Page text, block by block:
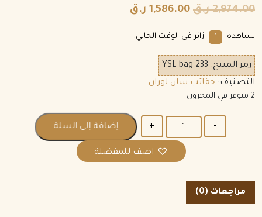
2,974.00 ر.ق 1,586.00 ر.ق
يشاهده 6 زائر فى الوقت الحالي.
رمز المنتج: YSL bag 233
التصنيف: حقائب سان لوران
2 متوفر في المخزون
إضافة إلى السلة
اضف للمفضلة
مراجعات (0)